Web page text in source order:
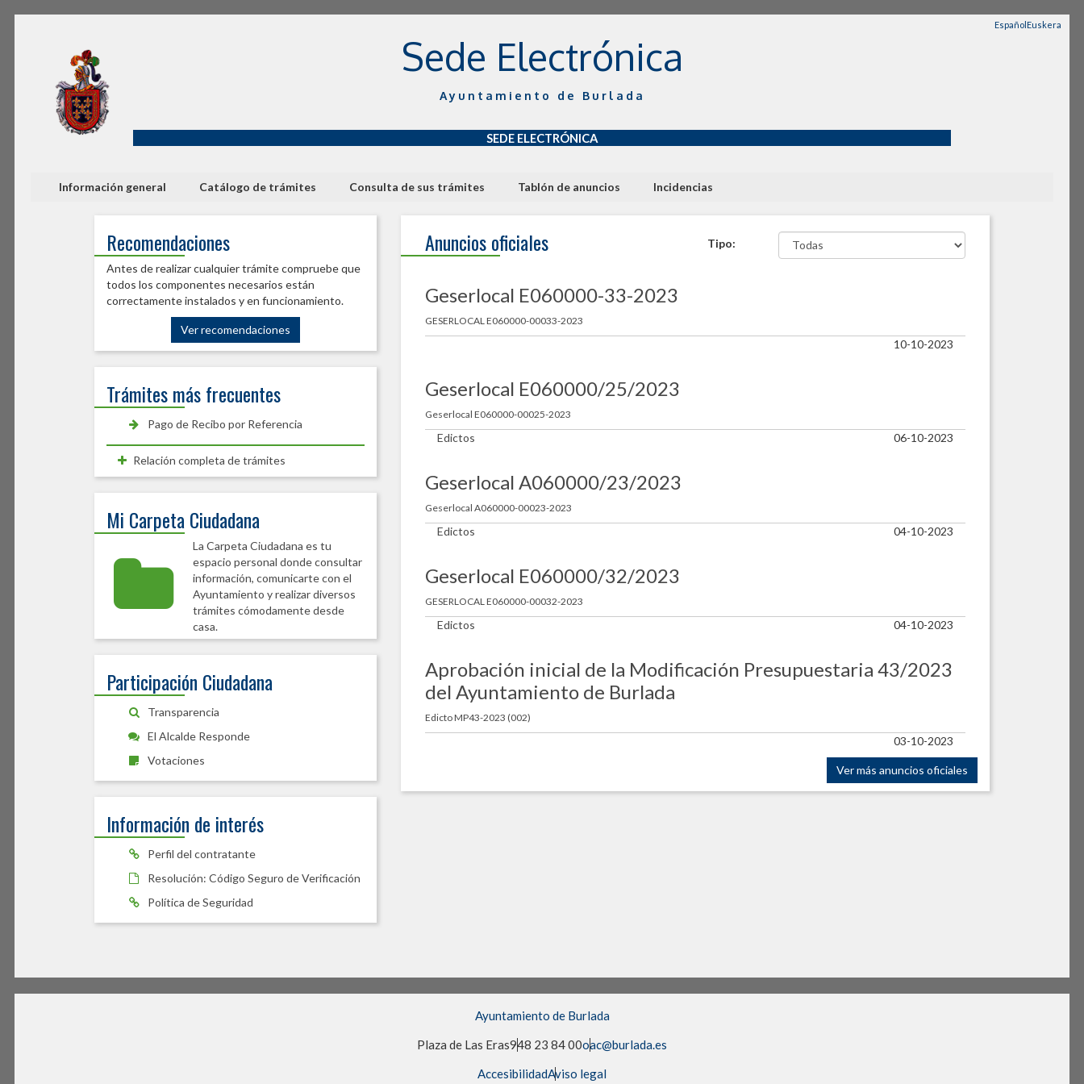
EspañolEuskera
Sede Electrónica
Ayuntamiento de Burlada
SEDE ELECTRÓNICA
Información general Catálogo de trámites Consulta de sus trámites Tablón de anuncios Incidencias
Recomendaciones
Antes de realizar cualquier trámite compruebe que
todos los componentes necesarios están
correctamente instalados y en funcionamiento.
Ver recomendaciones
Trámites más frecuentes
Pago de Recibo por Referencia
Relación completa de trámites
Mi Carpeta Ciudadana
La Carpeta Ciudadana es tu
espacio personal donde consultar
información, comunicarte con el
Ayuntamiento y realizar diversos
trámites cómodamente desde
casa.
Participación Ciudadana
Transparencia
El Alcalde Responde
Votaciones
Información de interés
Perfil del contratante
Resolución: Código Seguro de Verificación
Política de Seguridad
Anuncios oficiales Tipo:
Geserlocal E060000-33-2023
GESERLOCAL E060000-00033-2023
10-10-2023
Geserlocal E060000/25/2023
Geserlocal E060000-00025-2023
Edictos 06-10-2023
Geserlocal A060000/23/2023
Geserlocal A060000-00023-2023
Edictos 04-10-2023
Geserlocal E060000/32/2023
GESERLOCAL E060000-00032-2023
Edictos 04-10-2023
Aprobación inicial de la Modificación Presupuestaria 43/2023
del Ayuntamiento de Burlada
Edicto MP43-2023 (002)
03-10-2023
Ver más anuncios oficiales
Ayuntamiento de Burlada
Plaza de Las Eras948 23 84 00oac@burlada.es
AccesibilidadAviso legal